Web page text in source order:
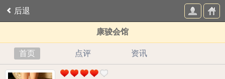
后退
康骏会馆
首页 点评 资讯